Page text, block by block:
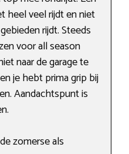
heel veel rijdt en niet
rijdt. Steeds
voor all season
naar de garage te
je hebt prima grip bij
Aandachtspunt is
zomerse als